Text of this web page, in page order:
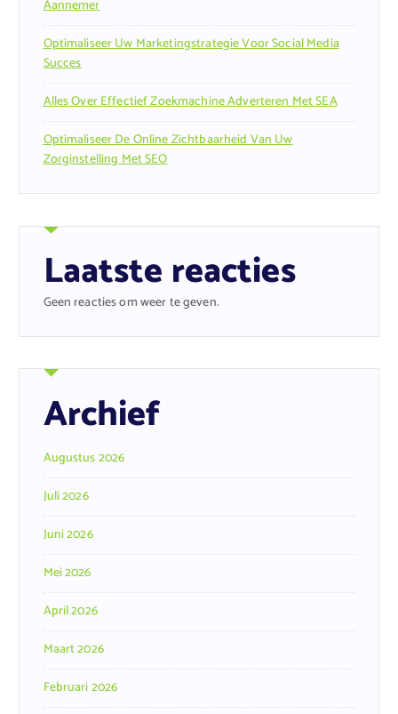
Aannemer
Optimaliseer Uw Marketingstrategie Voor Social Media
Succes
Alles Over Effectief Zoekmachine Adverteren Met SEA
Optimaliseer De Online Zichtbaarheid Van Uw
Zorginstelling Met SEO
Laatste reacties
Geen reacties om weer te geven.
Archief
Augustus 2026
Juli 2026
Juni 2026
Mei 2026
April 2026
Maart 2026
Februari 2026